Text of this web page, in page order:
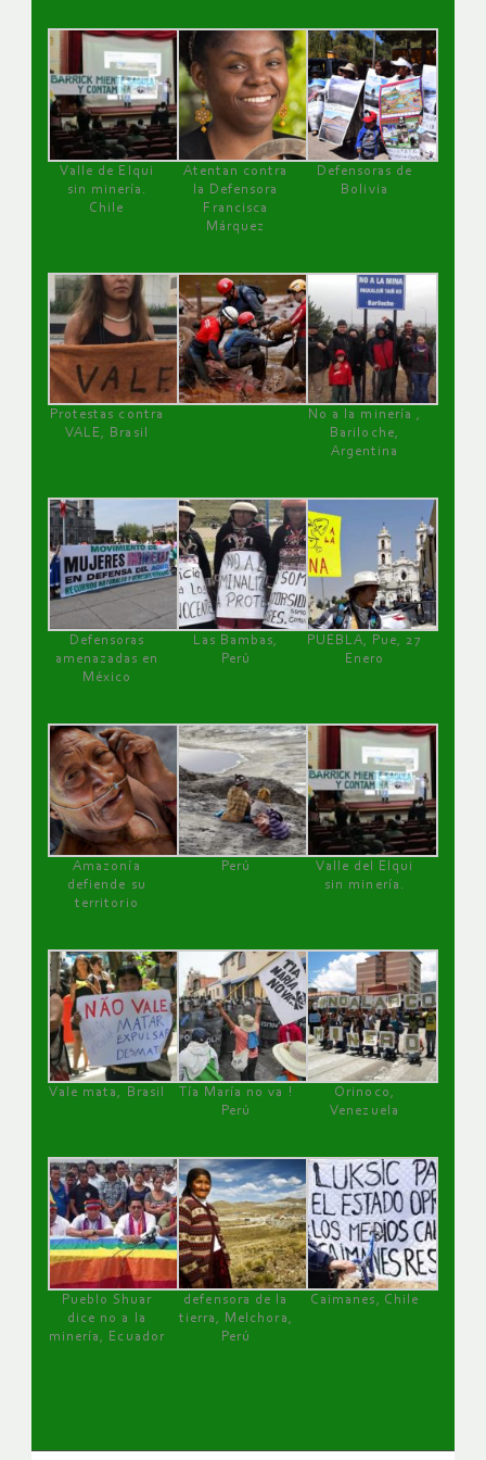
Valle de Elqui
sin minería.
Chile
Atentan contra
la Defensora
Francisca
Márquez
Defensoras de
Bolivia
Protestas contra
VALE, Brasil
No a la minería ,
Bariloche,
Argentina
Defensoras
amenazadas en
México
Las Bambas,
Perú
PUEBLA, Pue, 27
Enero
Amazonía
defiende su
territorio
Perú
Valle del Elqui
sin minería.
Vale mata, Brasil
Tía María no va !
Perú
Orinoco,
Venezuela
Pueblo Shuar
dice no a la
minería, Ecuador
defensora de la
tierra, Melchora,
Perú
Caimanes, Chile